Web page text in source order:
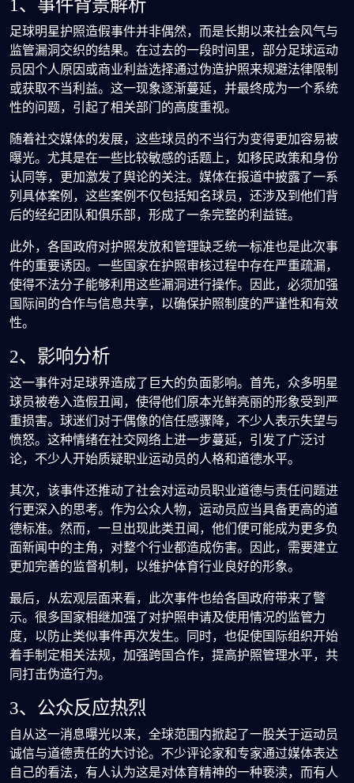
1、事件背景解析
足球明星护照造假事件并非偶然，而是长期以来社会风气与
监管漏洞交织的结果。在过去的一段时间里，部分足球运动
员因个人原因或商业利益选择通过伪造护照来规避法律限制
或获取不当利益。这一现象逐渐蔓延，并最终成为一个系统
性的问题，引起了相关部门的高度重视。
随着社交媒体的发展，这些球员的不当行为变得更加容易被
曝光。尤其是在一些比较敏感的话题上，如移民政策和身份
认同等，更加激发了舆论的关注。媒体在报道中披露了一系
列具体案例，这些案例不仅包括知名球员，还涉及到他们背
后的经纪团队和俱乐部，形成了一条完整的利益链。
此外，各国政府对护照发放和管理缺乏统一标准也是此次事
件的重要诱因。一些国家在护照审核过程中存在严重疏漏，
使得不法分子能够利用这些漏洞进行操作。因此，必须加强
国际间的合作与信息共享，以确保护照制度的严谨性和有效
性。
2、影响分析
这一事件对足球界造成了巨大的负面影响。首先，众多明星
球员被卷入造假丑闻，使得他们原本光鲜亮丽的形象受到严
重损害。球迷们对于偶像的信任感骤降，不少人表示失望与
愤怒。这种情绪在社交网络上进一步蔓延，引发了广泛讨
论，不少人开始质疑职业运动员的人格和道德水平。
其次，该事件还推动了社会对运动员职业道德与责任问题进
行更深入的思考。作为公众人物，运动员应当具备更高的道
德标准。然而，一旦出现此类丑闻，他们便可能成为更多负
面新闻中的主角，对整个行业都造成伤害。因此，需要建立
更加完善的监督机制，以维护体育行业良好的形象。
最后，从宏观层面来看，此次事件也给各国政府带来了警
示。很多国家相继加强了对护照申请及使用情况的监管力
度，以防止类似事件再次发生。同时，也促使国际组织开始
着手制定相关法规，加强跨国合作，提高护照管理水平，共
同打击伪造行为。
3、公众反应热烈
自从这一消息曝光以来，全球范围内掀起了一股关于运动员
诚信与道德责任的大讨论。不少评论家和专家通过媒体表达
自己的看法，有人认为这是对体育精神的一种亵渎，而有人